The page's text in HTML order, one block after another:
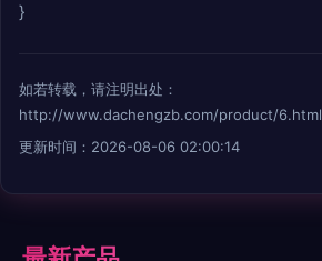
}
如若转载，请注明出处：
http://www.dachengzb.com/product/6.html
更新时间：2026-08-06 02:00:14